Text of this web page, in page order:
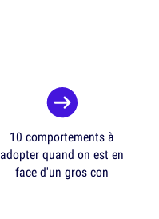
10 comportements à
adopter quand on est en
face d'un gros con